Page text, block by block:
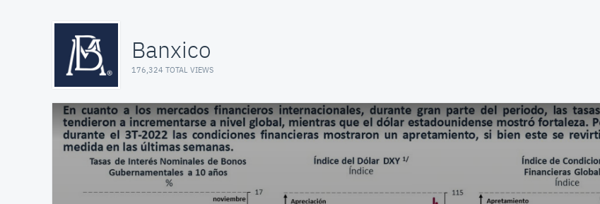
Banxico
176,324 TOTAL VIEWS